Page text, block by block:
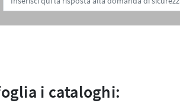
i cataloghi: